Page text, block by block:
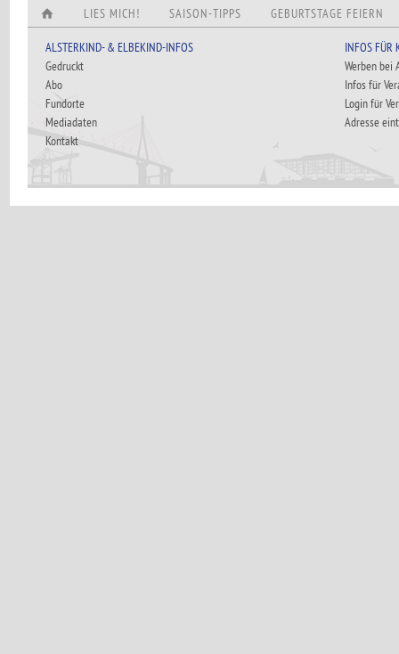
LIES MICH! SAISON-TIPPS GEBURTSTAGE FEIERN
ALSTERKIND- & ELBEKIND-INFOS
Gedruckt
Abo
Fundorte
Mediadaten
Kontakt
INFOS FÜR
Werben bei
Infos für
Login für
Adresse